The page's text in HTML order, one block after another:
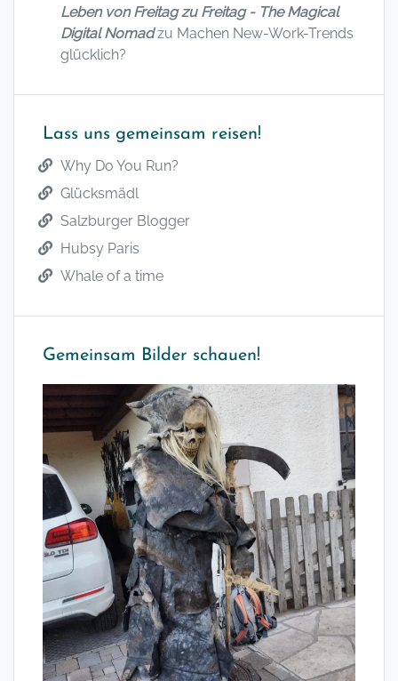
Leben von Freitag zu Freitag - The Magical
Digital Nomadzu Machen New-Work-Trends
glücklich?
Lass uns gemeinsam reisen!
Why Do You Run?
Glücksmädl
Salzburger Blogger
Hubsy Paris
Whale of a time
Gemeinsam Bilder schauen!